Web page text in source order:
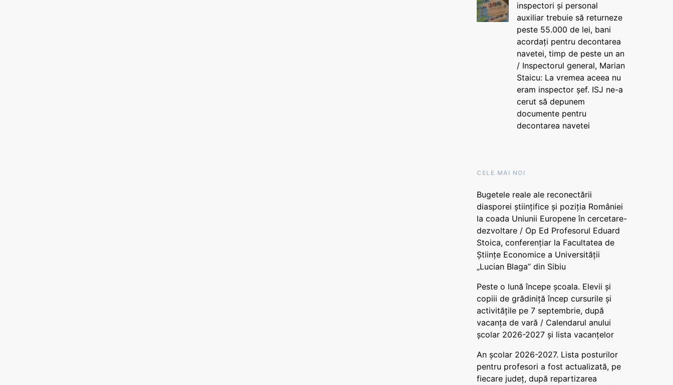
inspectori și personal
auxiliar trebuie să returneze
peste 55.000 de lei, bani
acordați pentru decontarea
navetei, timp de peste un an
/ Inspectorul general, Marian
Staicu: La vremea aceea nu
eram inspector șef. ISJ ne-a
cerut să depunem
documente pentru
decontarea navetei
CELE MAI NOI
Bugetele reale ale reconectării
diasporei științifice și poziția României
la coada Uniunii Europene în cercetare-
dezvoltare / Op Ed Profesorul Eduard
Stoica, conferențiar la Facultatea de
Științe Economice a Universității
„Lucian Blaga” din Sibiu
Peste o lună începe școala. Elevii și
copiii de grădiniță încep cursurile și
activitățile pe 7 septembrie, după
vacanța de vară / Calendarul anului
școlar 2026-2027 și lista vacanțelor
An școlar 2026-2027. Lista posturilor
pentru profesori a fost actualizată, pe
fiecare județ, după repartizarea